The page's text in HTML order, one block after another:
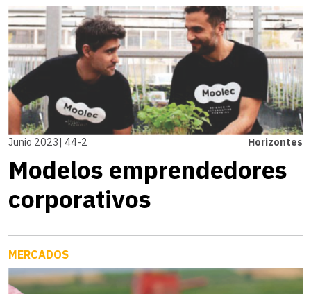
Junio 2023| 44-2 Horizontes
Modelos emprendedores
corporativos
MERCADOS